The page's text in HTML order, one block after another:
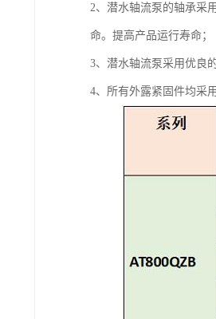
2、潜水轴流泵的轴承采
命。提高产品运行寿命；
3、潜水轴流泵采用优良
4、所有外露紧固件均采